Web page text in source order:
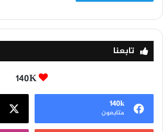
تابعنا
140K
140k
متابعون